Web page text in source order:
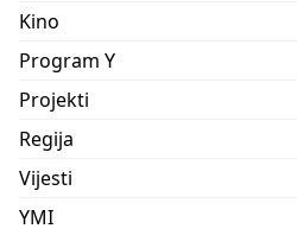
Kino
Program Y
Projekti
Regija
Vijesti
YMI